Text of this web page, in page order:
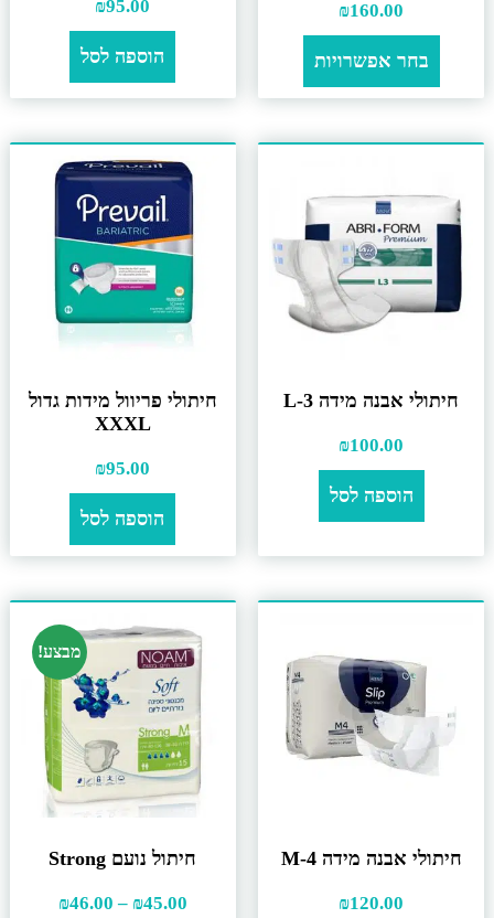
₪160.00
בחר אפשרויות
₪95.00
הוספה לסל
חיתולי אבנה מידה L-3
₪100.00
הוספה לסל
חיתולי פריוול מידות גדול
XXXL
₪95.00
הוספה לסל
חיתולי אבנה מידה M-4
₪120.00
מבצע!
חיתול נועם Strong
₪45.00
–
₪46.00